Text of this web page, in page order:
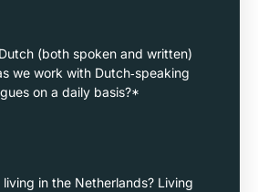
(both spoken and written)
we work with Dutch‑speaking
on a daily basis?*
in the Netherlands? Living